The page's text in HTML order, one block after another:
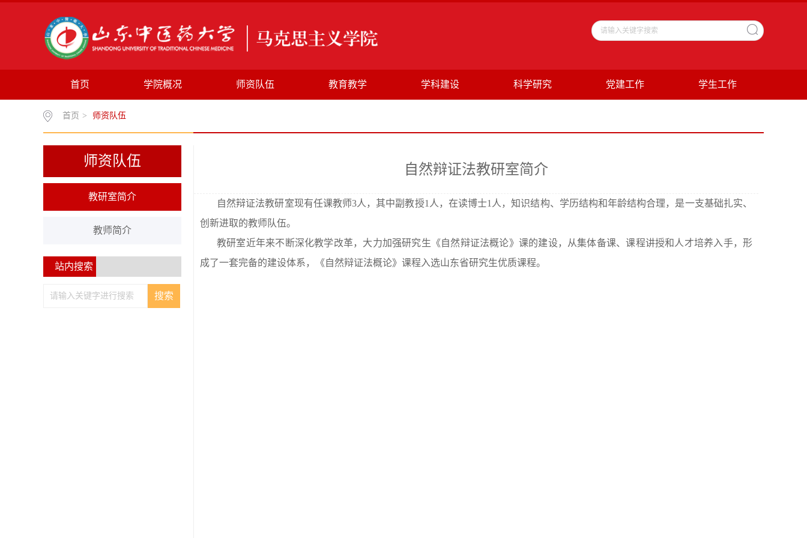
首页 学院概况 师资队伍 教育教学 学科建设 科学研究 党建工作 学生工作
首页 > 师资队伍
师资队伍
教研室简介
教师简介
站内搜索
自然辩证法教研室简介
自然辩证法教研室现有任课教师3人，其中副教授1人，在读博士1人，知识结构、学历结构和年龄结构合理，是一支基础扎实、
创新进取的教师队伍。
教研室近年来不断深化教学改革，大力加强研究生《自然辩证法概论》课的建设，从集体备课、课程讲授和人才培养入手，形
成了一套完备的建设体系，
《自然辩证法概论》课程入选山东省研究生优质课程。